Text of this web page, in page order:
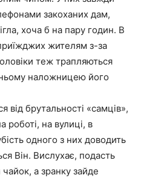
закоханих дам,
хоча б на пару годин. В
жителям з-за
теж трапляються
наложницею його
від брутальності «самців»,
роботі, на вулиці, в
одного з них доводить
Він. Вислухає, подасть
а зранку зайде